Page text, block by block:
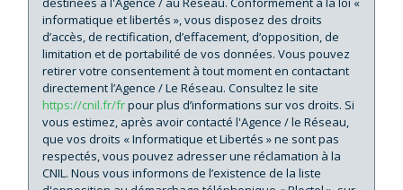
informatique et libertés », vous disposez des droits
d’accès, de rectification, d’effacement, d’opposition, de
limitation et de portabilité de vos données. Vous pouvez
retirer votre consentement à tout moment en contactant
directement l’Agence / Le Réseau. Consultez le site
https://cnil.fr/frpour plus d’informations sur vos droits. Si
vous estimez, après avoir contacté l'Agence / le Réseau,
que vos droits « Informatique et Libertés » ne sont pas
respectés, vous pouvez adresser une réclamation à la
CNIL. Nous vous informons de l’existence de la liste